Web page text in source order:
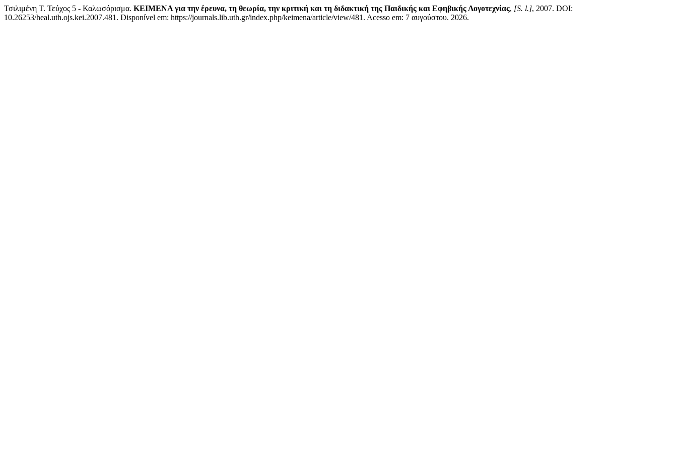
Τσιλιμένη Τ. Τεύχος 5 - Καλωσόρισμα. ΚΕΙΜΕΝΑ για την έρευνα, τη θεωρία, την κριτική και τη διδακτική της Παιδικής και Εφηβικής Λογοτεχνίας, [S. l.], 2007. DOI:
10.26253/heal.uth.ojs.kei.2007.481. Disponível em: https://journals.lib.uth.gr/index.php/keimena/article/view/481. Acesso em: 7 αυγούστου. 2026.